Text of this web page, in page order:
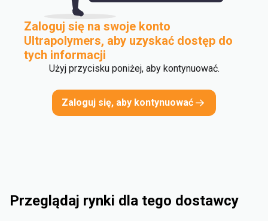
Zaloguj się na swoje konto
Ultrapolymers, aby uzyskać dostęp do
tych informacji
Użyj przycisku poniżej, aby kontynuować.
Zaloguj się, aby kontynuować
Przeglądaj rynki dla tego dostawcy